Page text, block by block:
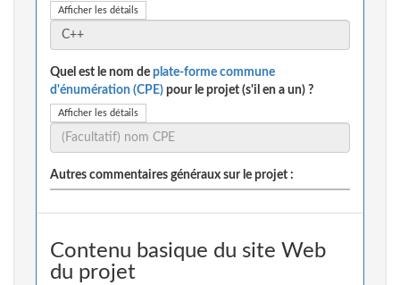
Afficher les détails
Quel est le nom de plate-forme commune
d'énumération (CPE) pour le projet (s'il en a un) ?
Afficher les détails
Autres commentaires généraux sur le projet :
Contenu basique du site Web
du projet